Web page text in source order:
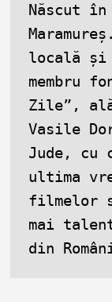
Născut
locală și
membru
Zile”,
Vasile
Jude, cu
ultima
filmelor
mai
din